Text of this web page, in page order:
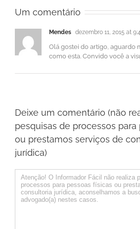
Um comentário
Mendes dezembro 11, 2015 at
Olá gostei do artigo, aguardo
como esta. Convido você a
Deixe um comentário (não
pesquisas de processos para
ou prestamos serviços de
jurídica)
Comentário